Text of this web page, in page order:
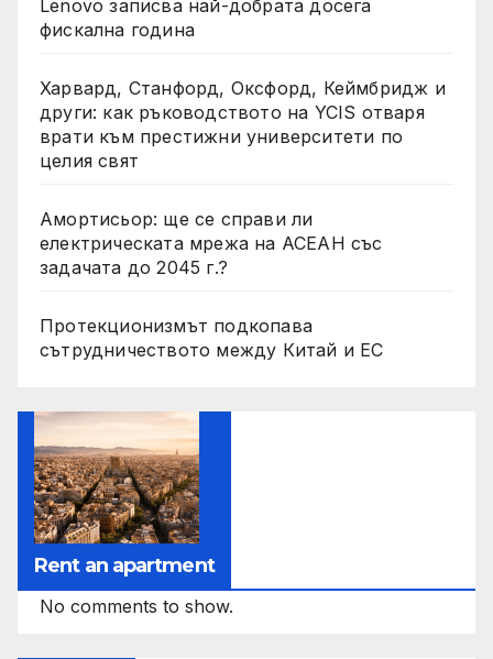
Lenovo записва най-добрата досега
фискална година
Харвард, Станфорд, Оксфорд, Кеймбридж и
други: как ръководството на YCIS отваря
врати към престижни университети по
целия свят
Амортисьор: ще се справи ли
електрическата мрежа на АСЕАН със
задачата до 2045 г.?
Протекционизмът подкопава
сътрудничеството между Китай и ЕС
Rent an apartment
No comments to show.